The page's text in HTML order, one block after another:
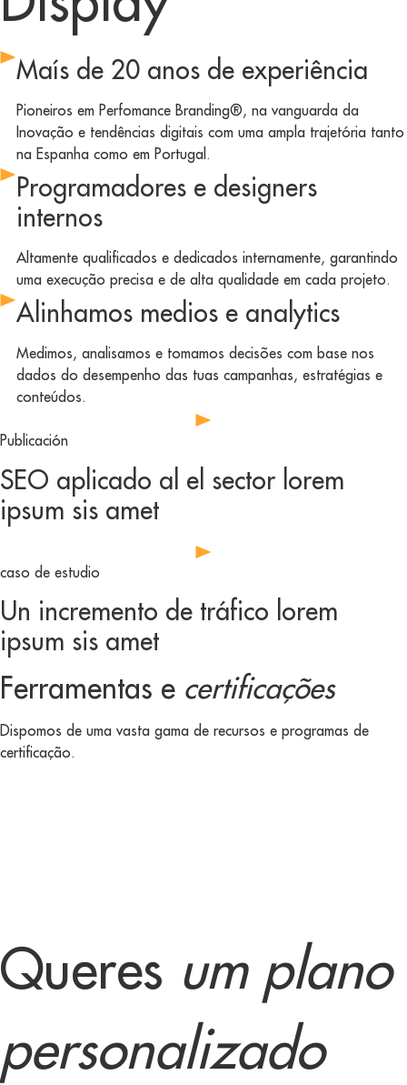
Maís de 20 anos de experiência
Pioneiros em Perfomance Branding®, na vanguarda da
Inovação e tendências digitais com uma ampla trajetória tanto
na Espanha como em Portugal.
Programadores e designers
internos
Altamente qualificados e dedicados internamente, garantindo
uma execução precisa e de alta qualidade em cada projeto.
Alinhamos medios e analytics
Medimos, analisamos e tomamos decisões com base nos
dados do desempenho das tuas campanhas, estratégias e
conteúdos.
Publicación
SEO aplicado al el sector lorem
ipsum sis amet
caso de estudio
Un incremento de tráfico lorem
ipsum sis amet
Ferramentas e certificações
Dispomos de uma vasta gama de recursos e programas de
certificação.
Queres um plano
personalizado